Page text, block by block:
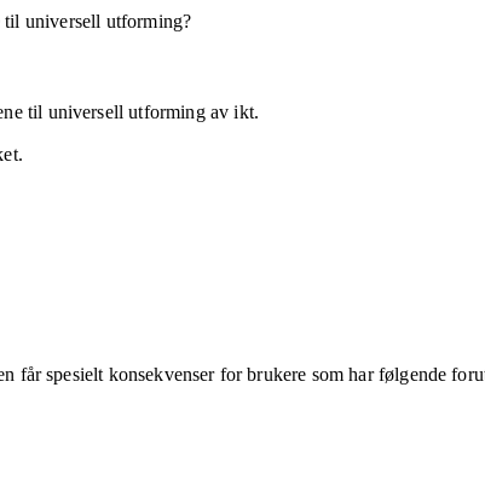
til universell utforming?
til universell utforming av ikt.
får spesielt konsekvenser for brukere som har følgende